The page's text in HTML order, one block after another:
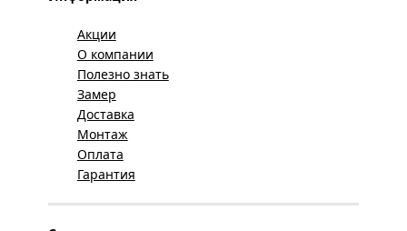
Акции
О компании
Полезно знать
Замер
Доставка
Монтаж
Оплата
Гарантия